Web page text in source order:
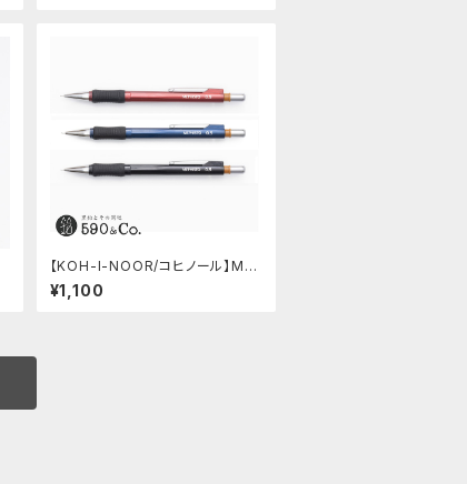
【KOH-I-NOOR/コヒノール】Me
phisto profi 5035シャープペン
シル(0.5mm)
¥1,100